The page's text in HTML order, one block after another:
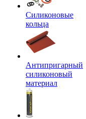
Силиконовые
кольца
Антипригарный
силиконовый
материал